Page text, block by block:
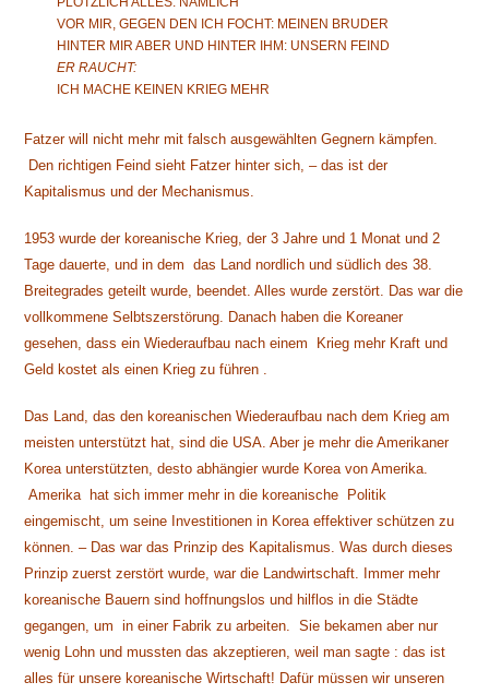
VOR MIR, GEGEN DEN ICH FOCHT: MEINEN BRUDER
HINTER MIR ABER UND HINTER IHM: UNSERN FEIND
ER RAUCHT:
ICH MACHE KEINEN KRIEG MEHR
Fatzer will nicht mehr mit falsch ausgewählten Gegnern kämpfen.
Den richtigen Feind sieht Fatzer hinter sich, – das ist der
Kapitalismus und der Mechanismus.
1953 wurde der koreanische Krieg, der 3 Jahre und 1 Monat und 2
Tage dauerte, und in dem das Land nordlich und südlich des 38.
Breitegrades geteilt wurde, beendet. Alles wurde zerstört. Das war die
vollkommene Selbtszerstörung. Danach haben die Koreaner
gesehen, dass ein Wiederaufbau nach einem Krieg mehr Kraft und
Geld kostet als einen Krieg zu führen .
Das Land, das den koreanischen Wiederaufbau nach dem Krieg am
meisten unterstützt hat, sind die USA. Aber je mehr die Amerikaner
Korea unterstützten, desto abhängier wurde Korea von Amerika.
Amerika hat sich immer mehr in die koreanische Politik
eingemischt, um seine Investitionen in Korea effektiver schützen zu
können. – Das war das Prinzip des Kapitalismus. Was durch dieses
Prinzip zuerst zerstört wurde, war die Landwirtschaft. Immer mehr
koreanische Bauern sind hoffnungslos und hilflos in die Städte
gegangen, um in einer Fabrik zu arbeiten. Sie bekamen aber nur
wenig Lohn und mussten das akzeptieren, weil man sagte : das ist
alles für unsere koreanische Wirtschaft! Dafür müssen wir unseren